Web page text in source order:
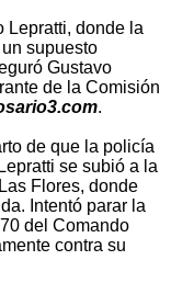
Lepratti, donde la
supuesto
Gustavo
de la Comisión
.
de que la policía
se subió a la
Flores, donde
Intentó parar la
del Comando
contra su